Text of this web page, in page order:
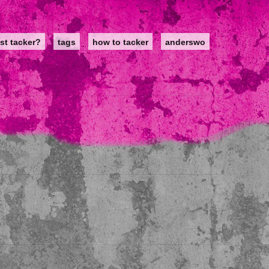
tacker? tags how to tacker anderswo